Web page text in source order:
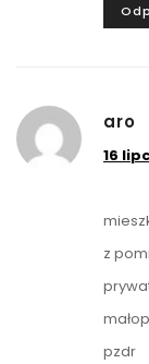
aro
16
z
pzdr